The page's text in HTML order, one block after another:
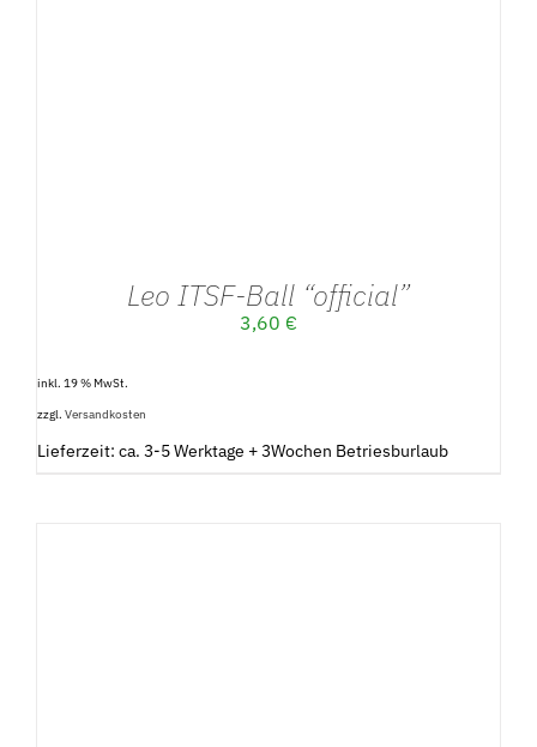
Leo ITSF-Ball “official”
3,60 €
inkl. 19 % MwSt.
zzgl. Versandkosten
Lieferzeit: ca. 3-5 Werktage + 3Wochen Betriesburlaub